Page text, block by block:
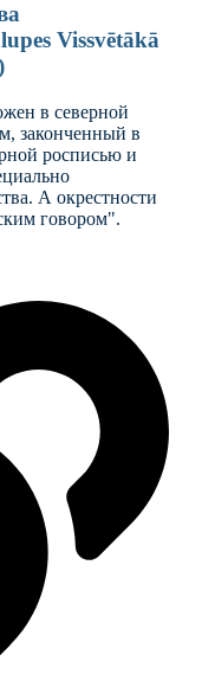
Vissvētākā
в северной
законченный в
росписью и
А окрестности
говором".